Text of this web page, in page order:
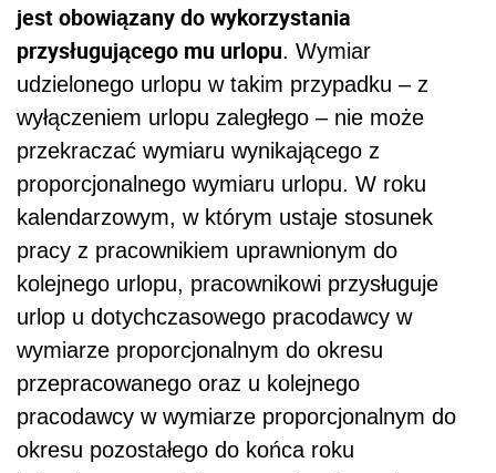
jest obowiązany do wykorzystania
przysługującego mu urlopu. Wymiar
udzielonego urlopu w takim przypadku – z
wyłączeniem urlopu zaległego – nie może
przekraczać wymiaru wynikającego z
proporcjonalnego wymiaru urlopu. W roku
kalendarzowym, w którym ustaje stosunek
pracy z pracownikiem uprawnionym do
kolejnego urlopu, pracownikowi przysługuje
urlop u dotychczasowego pracodawcy w
wymiarze proporcjonalnym do okresu
przepracowanego oraz u kolejnego
pracodawcy w wymiarze proporcjonalnym do
okresu pozostałego do końca roku